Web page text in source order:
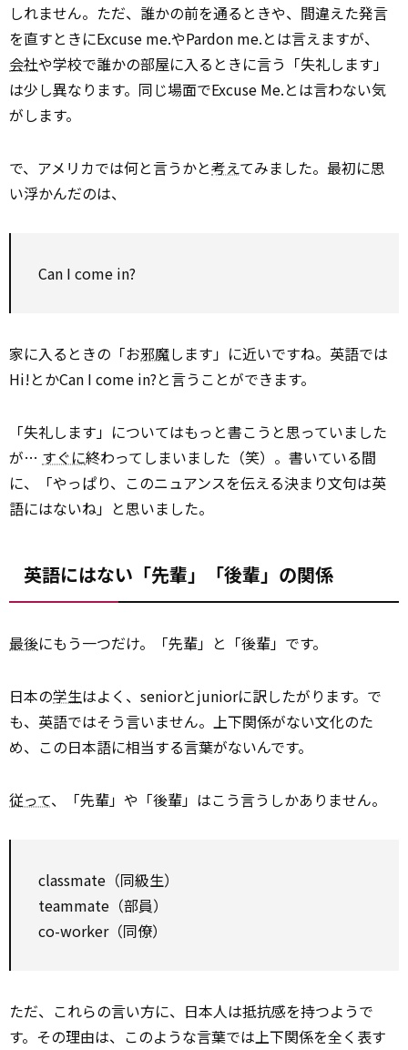
しれません。ただ、誰かの前を通るときや、間違えた発言
を直すときにExcuse me.やPardon me.とは言えますが、
会社や学校で誰かの部屋に入るときに言う「失礼します」
は少し異なります。同じ場面でExcuse Me.とは言わない気
がします。
で、アメリカでは何と言うかと考えてみました。最初に思
い浮かんだのは、
Can I come in?
家に入るときの「お邪魔します」に近いですね。英語では
Hi!とかCan I come in?と言うことができます。
「失礼します」についてはもっと書こうと思っていました
が… すぐに終わってしまいました（笑）。書いている間
に、「やっぱり、このニュアンスを伝える決まり文句は英
語にはないね」と思いました。
英語にはない「先輩」「後輩」の関係
最後にもう一つだけ。「先輩」と「後輩」です。
日本の学生はよく、seniorとjuniorに訳したがります。で
も、英語ではそう言いません。上下関係がない文化のた
め、この日本語に相当する言葉がないんです。
従って、「先輩」や「後輩」はこう言うしかありません。
classmate（同級生）
teammate（部員）
co-worker（同僚）
ただ、これらの言い方に、日本人は抵抗感を持つようで
す。その理由は、このような言葉では上下関係を全く表す